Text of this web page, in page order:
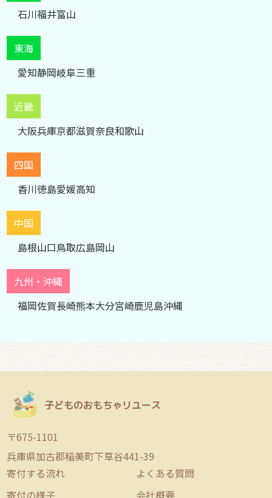
石川福井富山
東海
愛知静岡岐阜三重
近畿
大阪兵庫京都滋賀奈良和歌山
四国
香川徳島愛媛高知
中国
島根山口鳥取広島岡山
九州・沖縄
福岡佐賀長崎熊本大分宮崎鹿児島沖縄
子どものおもちゃリユース
〒675-1101
兵庫県加古郡稲美町下草谷441-39
寄付する流れ
寄付の様子
よくある質問
会社概要